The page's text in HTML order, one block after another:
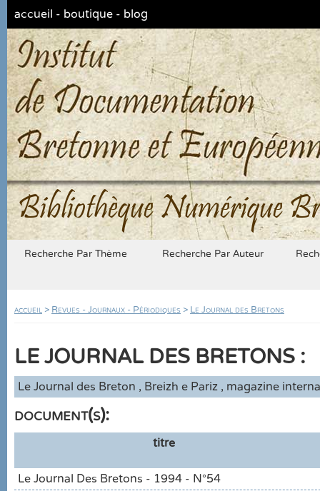
accueil - boutique - blog
Bibliothèque Numérique
Recherche Par Thème Recherche Par Auteur
accueil > Revues - Journaux - Périodiques > Le Journal des Bretons
LE JOURNAL DES BRETONS :
Le Journal des Breton , Breizh e Pariz , magazine
document(s):
titre
Le Journal Des Bretons - 1994 - N°54